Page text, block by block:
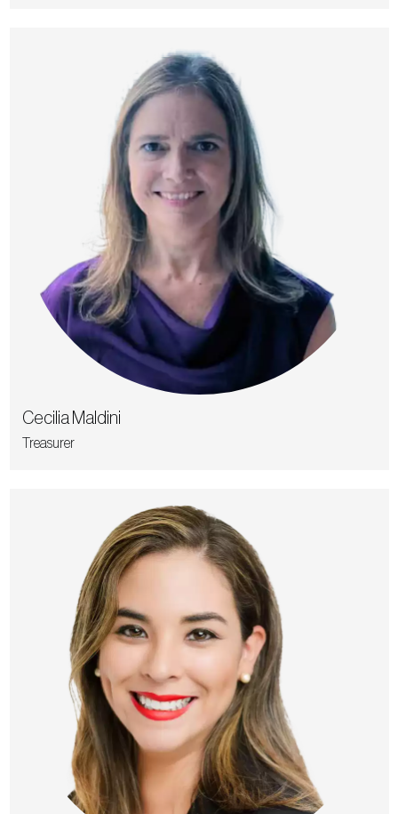
Cecilia Maldini
Treasurer